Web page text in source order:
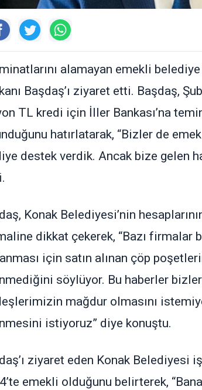
alamayan emekli
Başdaş’ı ziyaret etti. Başdaş,
TL kredi için İller Bankası’na
hatırlatarak, “Bizler de
destek verdik. Ancak bize gelen
Konak Belediyesi’nin
dikkat çekerek, “Bazı firmalar
için satın alınan çöp
söylüyor. Bu haberler
mağdur olmasını
istiyoruz” diye konuştu.
ziyaret eden Konak Belediyesi
emekli olduğunu belirterek,